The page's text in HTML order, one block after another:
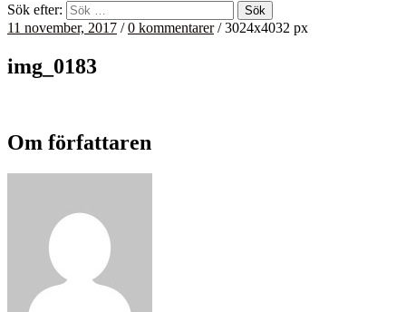
Sök efter:
11 november, 2017 / 0 kommentarer /3024x4032 px
img_0183
Om författaren